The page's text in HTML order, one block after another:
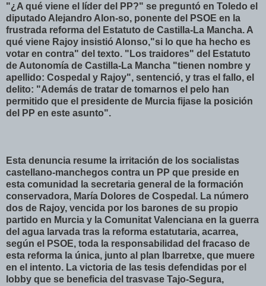
"¿A qué viene el líder del PP?" se preguntó en Toledo el
diputado Alejandro Alon-so, ponente del PSOE en la
frustrada reforma del Estatuto de Castilla-La Mancha. A
qué viene Rajoy insistió Alonso,"si lo que ha hecho es
votar en contra" del texto. "Los traidores" del Estatuto
de Autonomía de Castilla-La Mancha "tienen nombre y
apellido: Cospedal y Rajoy", sentenció, y tras el fallo, el
delito: "Además de tratar de tomarnos el pelo han
permitido que el presidente de Murcia fijase la posición
del PP en este asunto".
Esta denuncia resume la irritación de los socialistas
castellano-manchegos contra un PP que preside en
esta comunidad la secretaria general de la formación
conservadora, María Dolores de Cospedal. La número
dos de Rajoy, vencida por los barones de su propio
partido en Murcia y la Comunitat Valenciana en la guerra
del agua larvada tras la reforma estatutaria, acarrea,
según el PSOE, toda la responsabilidad del fracaso de
esta reforma la única, junto al plan Ibarretxe, que muere
en el intento. La victoria de las tesis defendidas por el
lobby que se beneficia del trasvase Tajo-Segura,